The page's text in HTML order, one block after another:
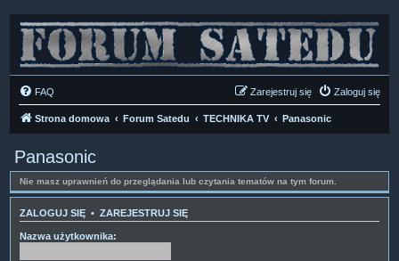
FAQ Zaloguj się
Zarejestruj się
Strona domowa Forum Satedu TECHNIKA TV Panasonic
Panasonic
Nie masz uprawnień do przeglądania lub czytania tematów na tym forum.
ZALOGUJ SIĘ • ZAREJESTRUJ SIĘ
Nazwa użytkownika: